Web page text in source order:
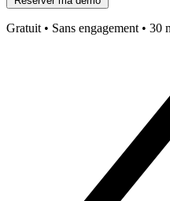
Gratuit • Sans engagement • 30